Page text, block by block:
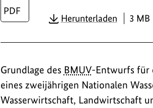
HerunterladenPDF3 MB
Grundlage des BMUV-Entwurfs für
eines zweijährigen Nationalen
Wasserwirtschaft, Landwirtschaft